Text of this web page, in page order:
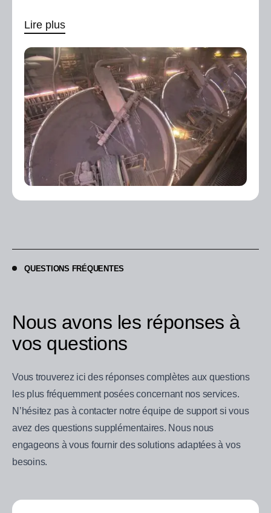
Lire plus
QUESTIONS FRÉQUENTES
Nous avons les réponses à
vos questions
Vous trouverez ici des réponses complètes aux questions
les plus fréquemment posées concernant nos services.
N’hésitez pas à contacter notre équipe de support si vous
avez des questions supplémentaires. Nous nous
engageons à vous fournir des solutions adaptées à vos
besoins.